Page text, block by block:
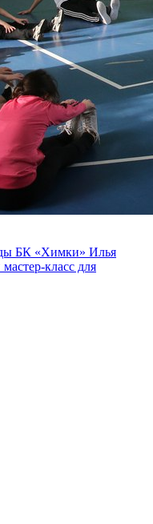
БК «Химки» Илья
класс для